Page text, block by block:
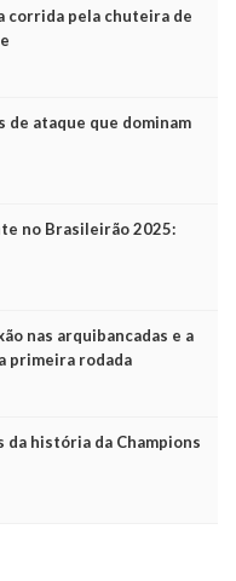
corrida pela chuteira de
de ataque que dominam
no Brasileirão 2025:
nas arquibancadas e a
primeira rodada
da história da Champions